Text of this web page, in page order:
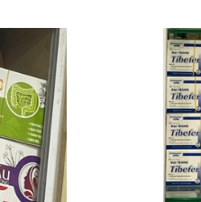
Xem nhanh